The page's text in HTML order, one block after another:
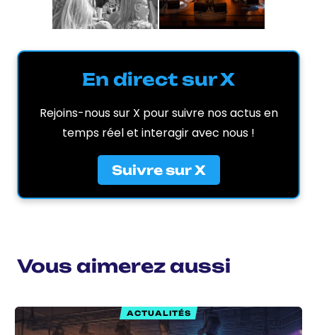
En direct sur X
Rejoins-nous sur X pour suivre nos actus en
temps réel et interagir avec nous !
Suivre sur X
Vous aimerez aussi
ACTUALITÉS